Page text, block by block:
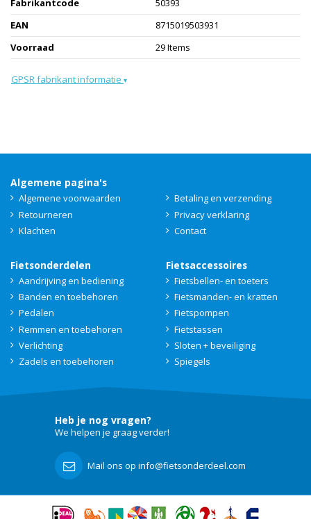
Fabrikantcode
50393
EAN
8715019503931
Voorraad
29 Items
GPSR fabrikant informatie ▾
Algemene pagina's
Algemene voorwaarden
Betaling en verzending
Retourneren
Privacy verklaring
Klachten
Contact
Fietsonderdelen
Aandrijving en bediening
Banden en toebehoren
Pedalen
Remmen en toebehoren
Verlichting
Zadels en toebehoren
Fietsaccessoires
Fietsbellen- en toeters
Fietsmanden- en kratten
Fietspompen
Fietstassen
Sloten + beveiliging
Spiegels
Heb je nog vragen?
We helpen je graag verder!
Mail ons op info@fietsonderdeel.com